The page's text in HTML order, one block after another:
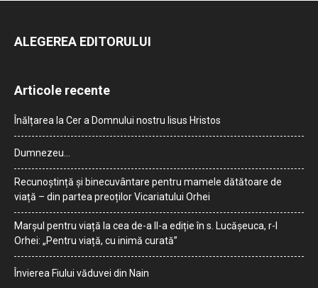
ALEGEREA EDITORULUI
Articole recente
Înălțarea la Cer a Domnului nostru Iisus Hristos
Dumnezeu…
Recunoștință și binecuvântare pentru mamele dătătoare de
viață – din partea preoților Vicariatului Orhei
Marșul pentru viață la cea de-a II-a ediție în s. Lucășeuca, r-l
Orhei: „Pentru viață, cu inimă curată”
Învierea Fiului văduvei din Nain